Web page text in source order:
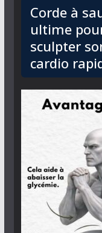
Corde à
ultime
sculpter
cardio